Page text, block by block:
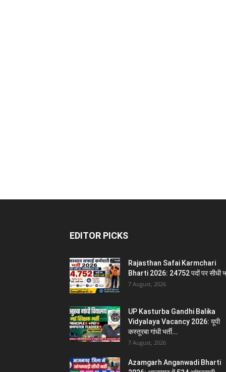
EDITOR PICKS
Rajasthan Safai Karmchari
Bharti 2026: 24752 पदों पर सीधी
7 August, 2026
UP Kasturba Gandhi Balika
Vidyalaya Vacancy 2026: यूपी
कस्तूरबा गांधी भर्ती...
7 August, 2026
Azamgarh Anganwadi Bharti